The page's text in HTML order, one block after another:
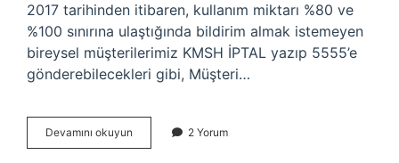
2017 tarihinden itibaren, kullanım miktarı %80 ve
%100 sınırına ulaştığında bildirim almak istemeyen
bireysel müşterilerimiz KMSH İPTAL yazıp 5555’e
gönderebilecekleri gibi, Müşteri…
Devamını okuyun
Telekom
2 Yorum